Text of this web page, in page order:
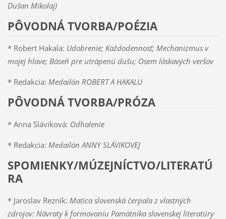
Dušan Mikolaj)
PÔVODNÁ TVORBA/POÉZIA
* Robert Hakala: Udobrenie; Každodennosť; Mechanizmus v
mojej hlave; Báseň pre utrápenú dušu; Osem láskavých veršov
* Redakcia: Medailón ROBERT A HAKALU
PÔVODNÁ TVORBA/PRÓZA
* Anna Sláviková: Odhalenie
* Redakcia: Medailón ANNY SLÁVIKOVEJ
SPOMIENKY/MÚZEJNÍCTVO/LITERATÚ
RA
* Jaroslav Rezník: Matica slovenská čerpala z vlastných
zdrojov: Návraty k formovaniu Pamätníka slovenskej literatúry